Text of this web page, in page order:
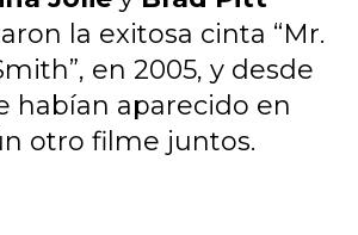
la exitosa cinta “Mr.
en 2005, y desde
habían aparecido en
otro filme juntos.